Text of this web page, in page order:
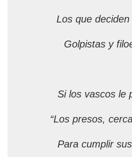
Los que
Golpistas y
Si los vascos le
“Los presos,
Para cumplir